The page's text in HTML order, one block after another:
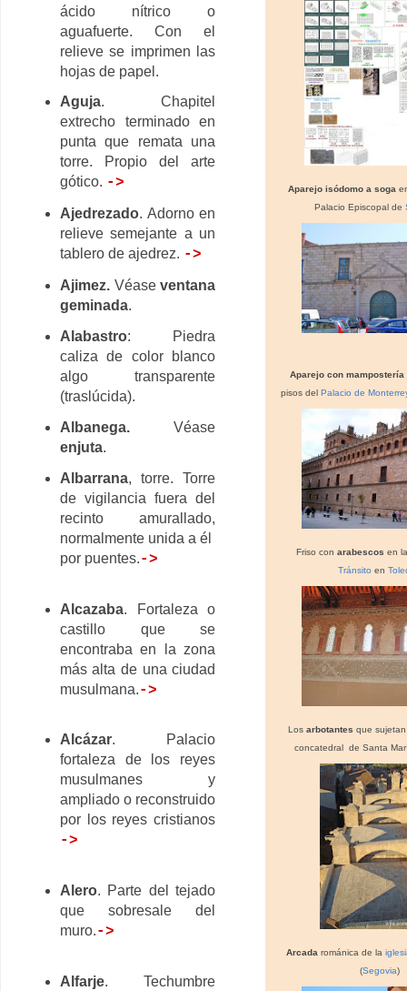
ácido nítrico o
aguafuerte. Con el
relieve se imprimen las
hojas de papel.
Aguja. Chapitel
extrecho terminado en
punta que remata una
torre. Propio del arte
gótico. ->
Ajedrezado. Adorno en
relieve semejante a un
tablero de ajedrez. ->
Ajimez. Véaseventana
geminada.
Alabastro: Piedra
caliza de color blanco
algo transparente
(traslúcida).
Albanega.
Véase
enjuta.
Albarrana, torre. Torre
de vigilancia fuera del
recinto amurallado,
normalmente unida a él
por puentes.->
Alcazaba. Fortaleza o
castillo que se
encontraba en la zona
más alta de una ciudad
musulmana.->
Alcázar. Palacio
fortaleza de los reyes
musulmanes y
ampliado o reconstruido
por los reyes cristianos
->
Alero. Parte del tejado
que sobresale del
muro.->
Alfarje. Techumbre
Aparejo isódomo a soga
Palacio Episcopal de
Aparejo con mampostería
pisos del Palacio de
Friso con arabescos en
Tránsito en
Los arbotantes que
concatedral de Santa
Arcada románica de la
(Segovia)